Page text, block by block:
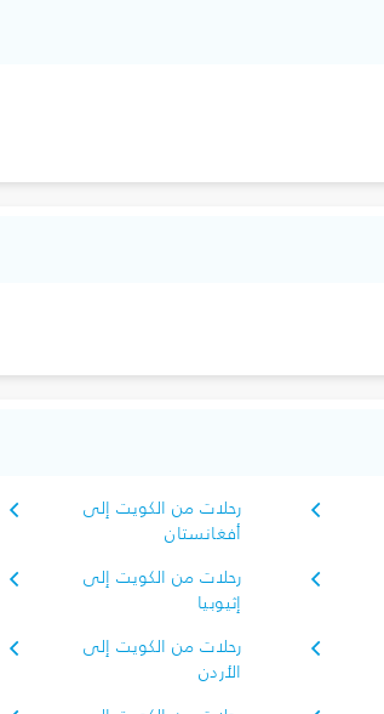
رحلات من الكويت إلى
أفغانستان
رحلات من الكويت إلى
إثيوبيا
رحلات من الكويت إلى
الأردن